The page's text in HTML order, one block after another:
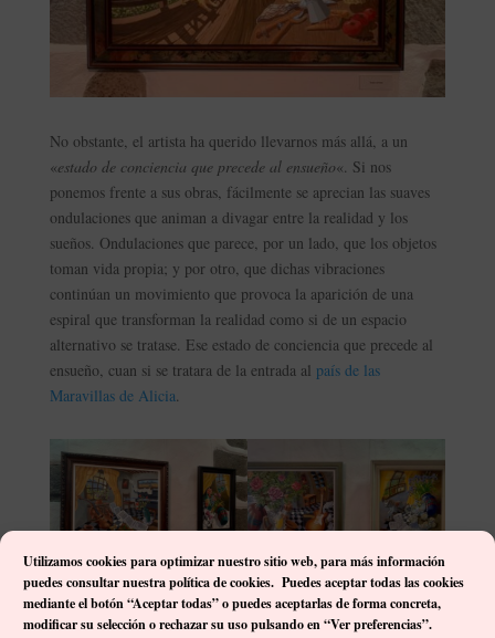
Utilizamos cookies para optimizar nuestro sitio web, para más información
puedes consultar nuestra política de cookies. Puedes aceptar todas las cookies
mediante el botón “Aceptar todas” o puedes aceptarlas de forma concreta,
modificar su selección o rechazar su uso pulsando en “Ver preferencias”.
No obstante, el artista ha querido llevarnos más allá, a un
«estado de conciencia que precede al ensueño«. Si nos
ponemos frente a sus obras, fácilmente se aprecian las suaves
ondulaciones que animan a divagar entre la realidad y los
sueños. Ondulaciones que parece, por un lado, que los objetos
toman vida propia; y por otro, que dichas vibraciones
continúan un movimiento que provoca la aparición de una
espiral que transforman la realidad como si de un espacio
alternativo se tratase. Ese estado de conciencia que precede al
ensueño, cuan si se tratara de la entrada al país de las
Maravillas de Alicia.
El espectador cae al dulce movimiento de las escenas que Juan